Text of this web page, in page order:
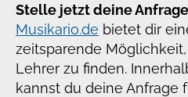
Stelle jetzt deine
Musikario.de bietet dir
zeitsparende
Lehrer zu finden.
kannst du deine Anfrage